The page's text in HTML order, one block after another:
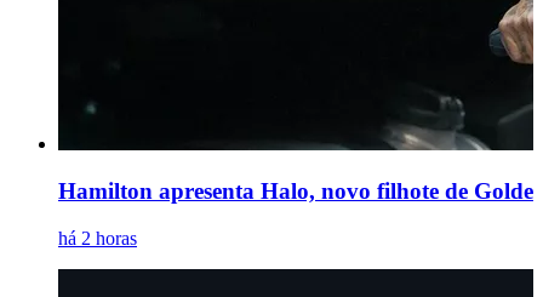
Hamilton apresenta Halo, novo filhote de
há 2 horas